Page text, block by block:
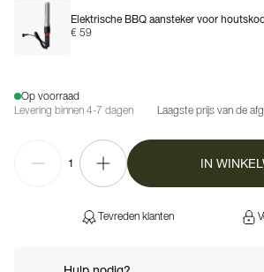
Elektrische BBQ aansteker voor
€ 59
Op voorraad
Levering binnen 4-7 dagen
Laagste prijs van de
1 IN
Tevreden klanten